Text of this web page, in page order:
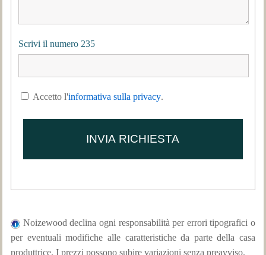
Scrivi il numero 235
Accetto l'informativa sulla privacy.
Noizewood declina ogni responsabilità per errori tipografici o
per eventuali modifiche alle caratteristiche da parte della casa
produttrice. I prezzi possono subire variazioni senza preavviso.